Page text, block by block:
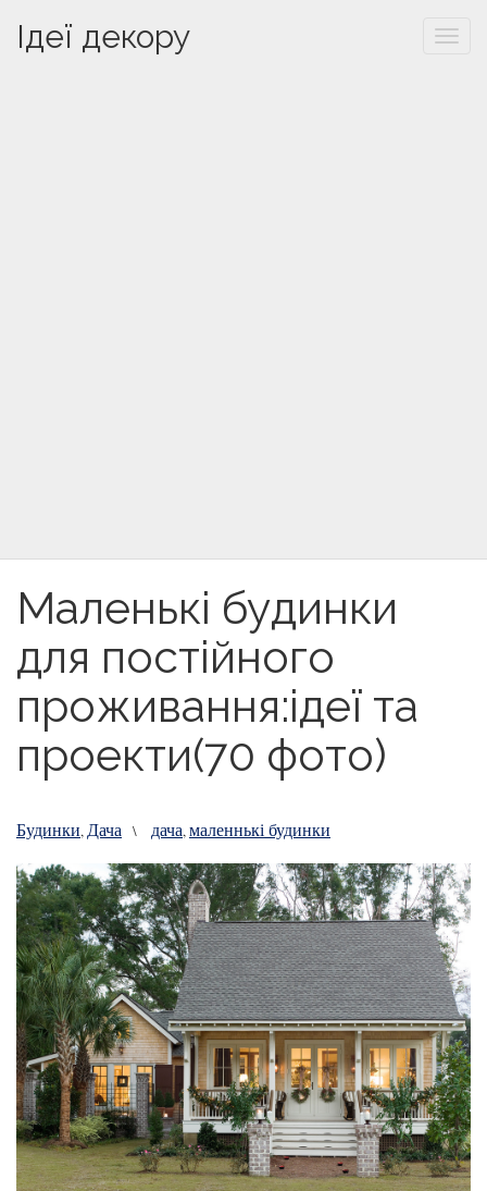
Ідеї декору
Маленькі будинки
для постійного
проживання:ідеї та
проекти(70 фото)
Будинки, Дача \ дача,маленнькі будинки